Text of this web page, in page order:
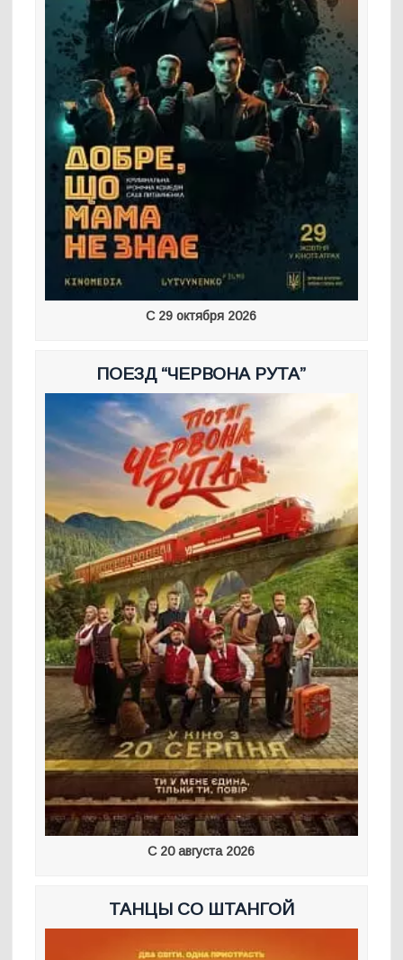
С 29 октября 2026
ПОЕЗД “ЧЕРВОНА РУТА”
С 20 августа 2026
ТАНЦЫ СО ШТАНГОЙ